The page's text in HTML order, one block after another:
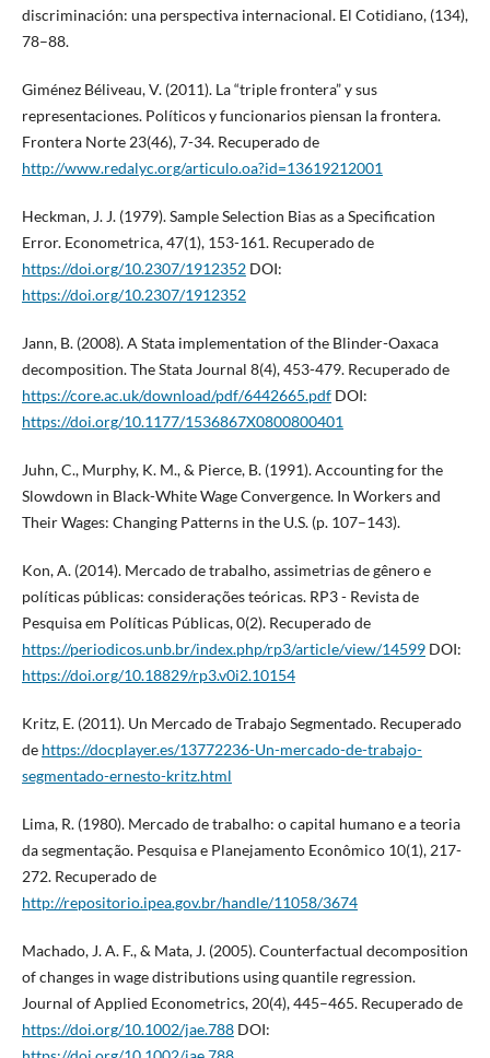
discriminación: una perspectiva internacional. El Cotidiano, (134),
78–88.
Giménez Béliveau, V. (2011). La “triple frontera” y sus
representaciones. Políticos y funcionarios piensan la frontera.
Frontera Norte 23(46), 7-34. Recuperado de
http://www.redalyc.org/articulo.oa?id=13619212001
Heckman, J. J. (1979). Sample Selection Bias as a Specification
Error. Econometrica, 47(1), 153-161. Recuperado de
https://doi.org/10.2307/1912352DOI:
https://doi.org/10.2307/1912352
Jann, B. (2008). A Stata implementation of the Blinder-Oaxaca
decomposition. The Stata Journal 8(4), 453-479. Recuperado de
https://core.ac.uk/download/pdf/6442665.pdfDOI:
https://doi.org/10.1177/1536867X0800800401
Juhn, C., Murphy, K. M., & Pierce, B. (1991). Accounting for the
Slowdown in Black-White Wage Convergence. In Workers and
Their Wages: Changing Patterns in the U.S. (p. 107–143).
Kon, A. (2014). Mercado de trabalho, assimetrias de gênero e
políticas públicas: considerações teóricas. RP3 - Revista de
Pesquisa em Políticas Públicas, 0(2). Recuperado de
https://periodicos.unb.br/index.php/rp3/article/view/14599DOI:
https://doi.org/10.18829/rp3.v0i2.10154
Kritz, E. (2011). Un Mercado de Trabajo Segmentado. Recuperado
de https://docplayer.es/13772236-Un-mercado-de-trabajo-
segmentado-ernesto-kritz.html
Lima, R. (1980). Mercado de trabalho: o capital humano e a teoria
da segmentação. Pesquisa e Planejamento Econômico 10(1), 217-
272. Recuperado de
http://repositorio.ipea.gov.br/handle/11058/3674
Machado, J. A. F., & Mata, J. (2005). Counterfactual decomposition
of changes in wage distributions using quantile regression.
Journal of Applied Econometrics, 20(4), 445–465. Recuperado de
https://doi.org/10.1002/jae.788DOI: